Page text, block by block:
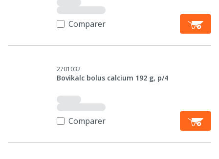
Comparer
2701032
Bovikalc bolus calcium 192 g, p/4
Comparer